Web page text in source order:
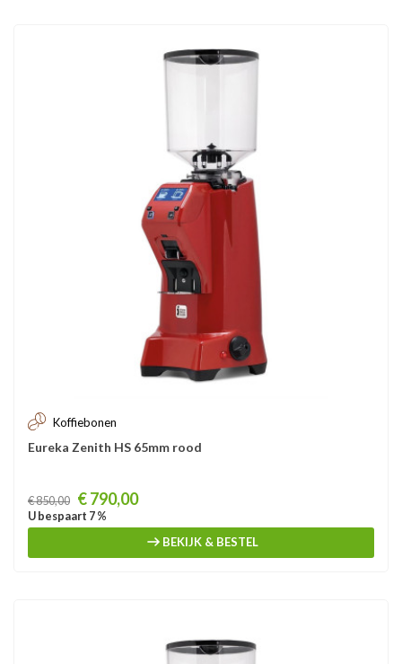
Koffiebonen
Eureka Zenith HS 65mm rood
Prijs
€ 850,00 € 790,00
U bespaart 7 %
BEKIJK & BESTEL